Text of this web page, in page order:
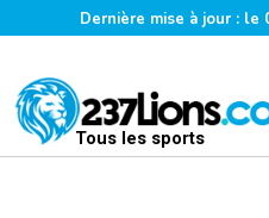
Dernière mise à jour : le
Tous les sports